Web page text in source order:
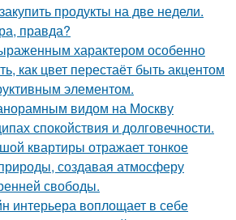
продукты на две недели.
правда?
характером особенно
как цвет перестаёт быть акцентом
элементом.
видом на Москву
спокойствия и долговечности.
квартиры отражает тонкое
создавая атмосферу
свободы.
интерьера воплощает в себе